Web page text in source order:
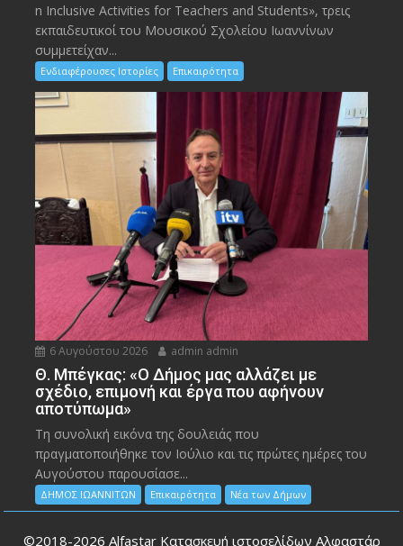
n Inclusive Activities for Teachers and Students», τρεις
εκπαιδευτικοί του Μουσικού Σχολείου Ιωαννίνων
συμμετείχαν...
Ενδιαφέρουσες Ιστορίες Επικαιρότητα
6 Αυγούστου 2026 admin admin
Θ. Μπέγκας: «Ο Δήμος μας αλλάζει με
σχέδιο, επιμονή και έργα που αφήνουν
αποτύπωμα»
Τη συνολική εικόνα της δουλειάς που
πραγματοποιήθηκε τον Ιούλιο και τις πρώτες ημέρες του
Αυγούστου παρουσίασε...
ΔΗΜΟΣ ΙΩΑΝΝΙΤΩΝ Επικαιρότητα Νέα των Δήμων
©2018-2026 Alfastar Κατασκευή ιστοσελίδων Αλφαστάρ